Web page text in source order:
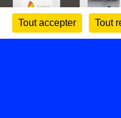
Tout accepter Tout